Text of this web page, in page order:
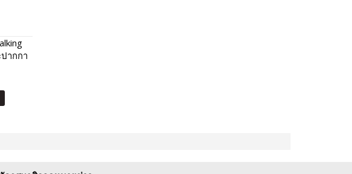
ากกา
ด)